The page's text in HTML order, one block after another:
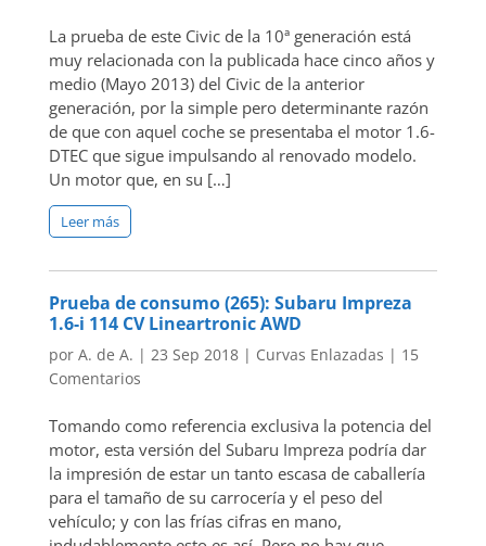
La prueba de este Civic de la 10ª generación está
muy relacionada con la publicada hace cinco años y
medio (Mayo 2013) del Civic de la anterior
generación, por la simple pero determinante razón
de que con aquel coche se presentaba el motor 1.6-
DTEC que sigue impulsando al renovado modelo.
Un motor que, en su […]
Leer más
Prueba de consumo (265): Subaru Impreza
1.6-i 114 CV Lineartronic AWD
por A. de A. | 23 Sep 2018| Curvas Enlazadas | 15
Comentarios
Tomando como referencia exclusiva la potencia del
motor, esta versión del Subaru Impreza podría dar
la impresión de estar un tanto escasa de caballería
para el tamaño de su carrocería y el peso del
vehículo; y con las frías cifras en mano,